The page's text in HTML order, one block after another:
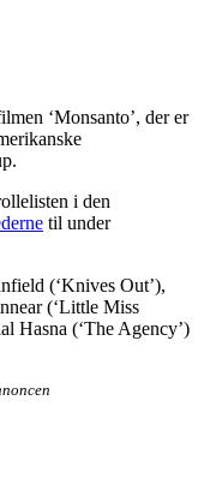
‘Monsanto’, der er
i den
til under
(‘Knives Out’),
(‘Little Miss
Hasna (‘The Agency’)